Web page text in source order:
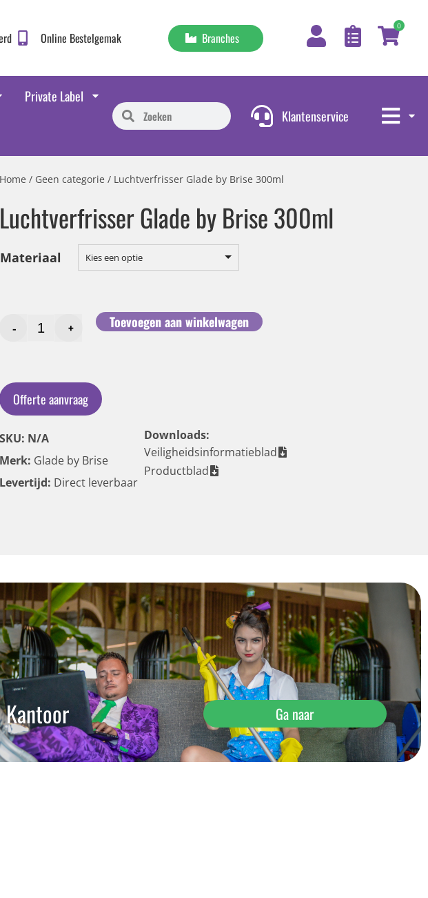
Online Bestelgemak Branches
0
Private Label
Klantenservice
Home / Geen categorie / Luchtverfrisser Glade by Brise 300ml
Luchtverfrisser Glade by Brise 300ml
Materiaal Kies een optie
- + Toevoegen aan winkelwagen
Offerte aanvraag
SKU: N/A
Merk: Glade by Brise
Levertijd: Direct leverbaar
Downloads:
Veiligheidsinformatieblad
Productblad
Kantoor Ga naar